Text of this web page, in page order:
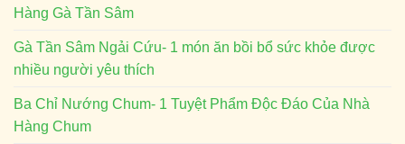
Hàng Gà Tần Sâm
Gà Tần Sâm Ngải Cứu- 1 món ăn bồi bổ sức khỏe được
nhiều người yêu thích
Ba Chỉ Nướng Chum- 1 Tuyệt Phẩm Độc Đáo Của Nhà
Hàng Chum